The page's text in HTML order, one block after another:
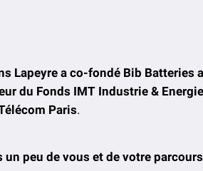
Lapeyre a co-fondé Bib Batteries
du Fonds IMT Industrie &
Paris.
un peu de vous et de votre